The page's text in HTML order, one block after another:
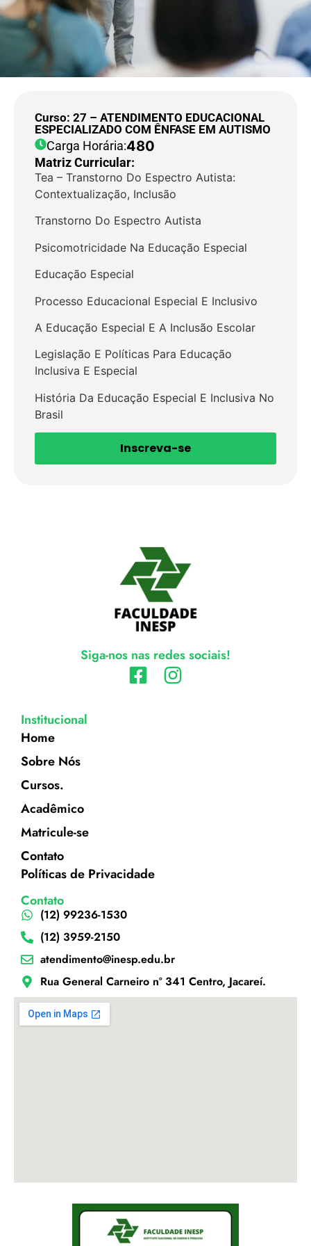
Curso: 27 – ATENDIMENTO EDUCACIONAL
ESPECIALIZADO COM ÊNFASE EM AUTISMO
Carga Horária:480
Matriz Curricular:
Tea – Transtorno Do Espectro Autista:
Contextualização, Inclusão
Transtorno Do Espectro Autista
Psicomotricidade Na Educação Especial
Educação Especial
Processo Educacional Especial E Inclusivo
A Educação Especial E A Inclusão Escolar
Legislação E Políticas Para Educação
Inclusiva E Especial
História Da Educação Especial E Inclusiva No
Brasil
Inscreva-se
Siga-nos nas redes sociais!
Institucional
Home
Sobre Nós
Cursos.
Acadêmico
Matricule-se
Contato
Políticas de Privacidade
Contato
(12) 99236-1530
(12) 3959-2150
atendimento@inesp.edu.br
Rua General Carneiro nº 341 Centro, Jacareí.